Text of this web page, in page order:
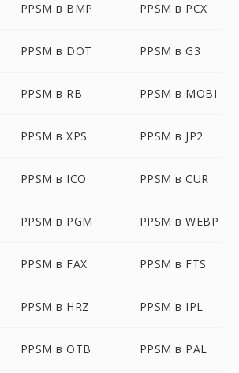
PPSM в BMP PPSM в PCX
PPSM в DOT PPSM в G3
PPSM в RB PPSM в MOBI
PPSM в XPS PPSM в JP2
PPSM в ICO PPSM в CUR
PPSM в PGM PPSM в WEBP
PPSM в FAX PPSM в FTS
PPSM в HRZ PPSM в IPL
PPSM в OTB PPSM в PAL